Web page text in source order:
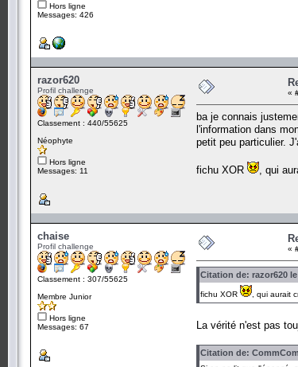
Hors ligne
Messages: 426
razor620
Profil challenge
Classement : 440/55625
Néophyte
Hors ligne
Messages: 11
«
ba je connais
l'information dans
petit peu particulier.
fichu XOR , qui
chaise
Profil challenge
Classement : 307/55625
Membre Junior
Hors ligne
Messages: 67
«
Citation de: razor620 le
fichu XOR , qui aurait
La vérité n'est pas
Citation de: